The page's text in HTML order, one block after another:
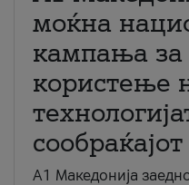
моќна
кампања за
користење
сообраќајот
A1 Македонија